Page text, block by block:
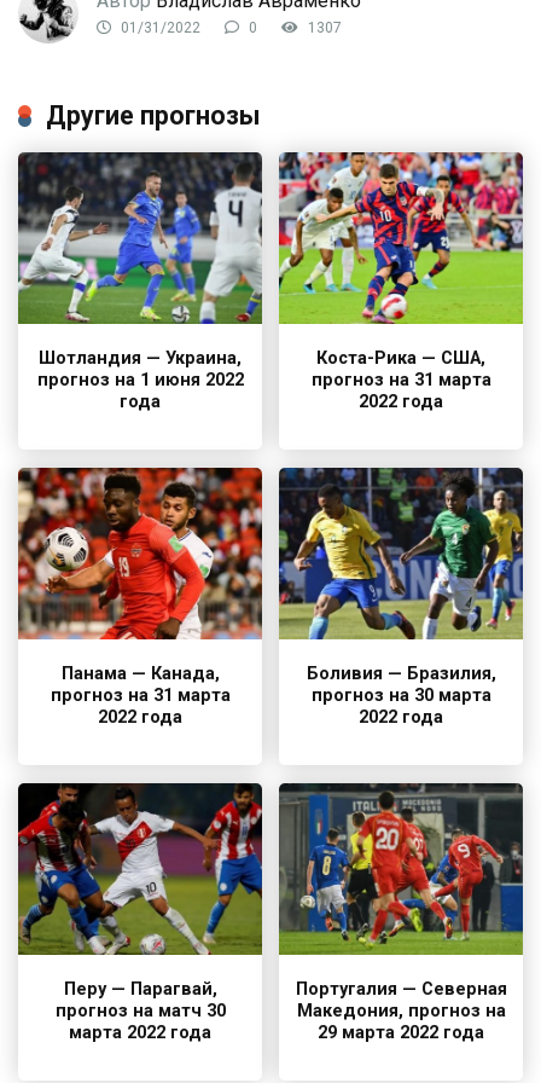
01/31/2022 0 1307
Другие прогнозы
Шотландия — Украина,
прогноз на 1 июня 2022
года
Коста-Рика — США,
прогноз на 31 марта
2022 года
Панама — Канада,
прогноз на 31 марта
2022 года
Боливия — Бразилия,
прогноз на 30 марта
2022 года
Перу — Парагвай,
прогноз на матч 30
марта 2022 года
Португалия — Северная
Македония, прогноз на
29 марта 2022 года